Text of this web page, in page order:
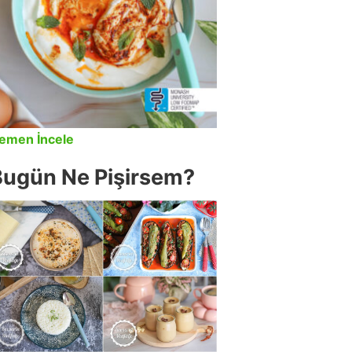
İncele
Ne Pişirsem?